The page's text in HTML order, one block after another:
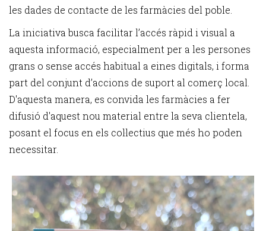
les dades de contacte de les farmàcies del poble.
La iniciativa busca facilitar l’accés ràpid i visual a
aquesta informació, especialment per a les persones
grans o sense accés habitual a eines digitals, i forma
part del conjunt d’accions de suport al comerç local.
D'aquesta manera, es convida les farmàcies a fer
difusió d'aquest nou material entre la seva clientela,
posant el focus en els col·lectius que més ho poden
necessitar.